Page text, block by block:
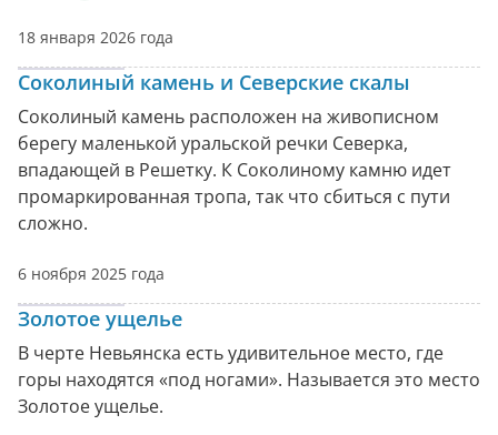
18 января 2026 года
Соколиный камень и Северские скалы
Соколиный камень расположен на живописном
берегу маленькой уральской речки Северка,
впадающей в Решетку. К Соколиному камню идет
промаркированная тропа, так что сбиться с пути
сложно.
6 ноября 2025 года
Золотое ущелье
В черте Невьянска есть удивительное место, где
горы находятся «под ногами». Называется это место
Золотое ущелье.